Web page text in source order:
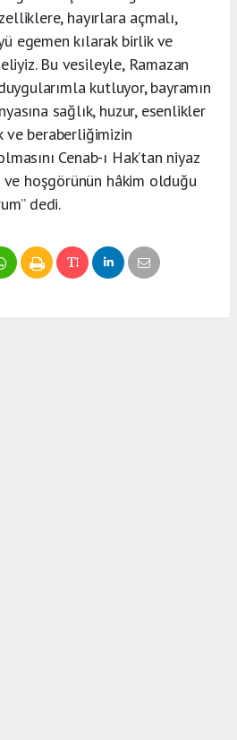
hayırlara açmalı,
egemen kılarak birlik ve
Bu vesileyle, Ramazan
duygularımla kutluyor, bayramın
sağlık, huzur, esenlikler
beraberliğimizin
Cenab-ı Hak’tan niyaz
ve hoşgörünün hâkim olduğu
dedi.